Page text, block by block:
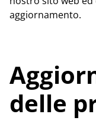
aggiornamento.
delle